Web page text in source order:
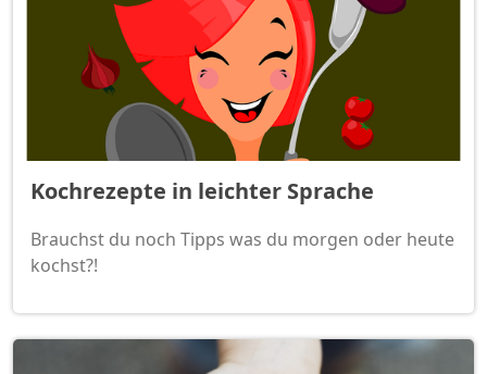
Kochrezepte in leichter Sprache
Brauchst du noch Tipps was du morgen oder heute
kochst?!